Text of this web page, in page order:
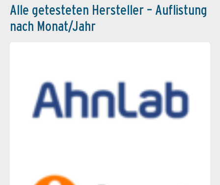
Alle getesteten Hersteller – Auflistung
nach Monat/Jahr